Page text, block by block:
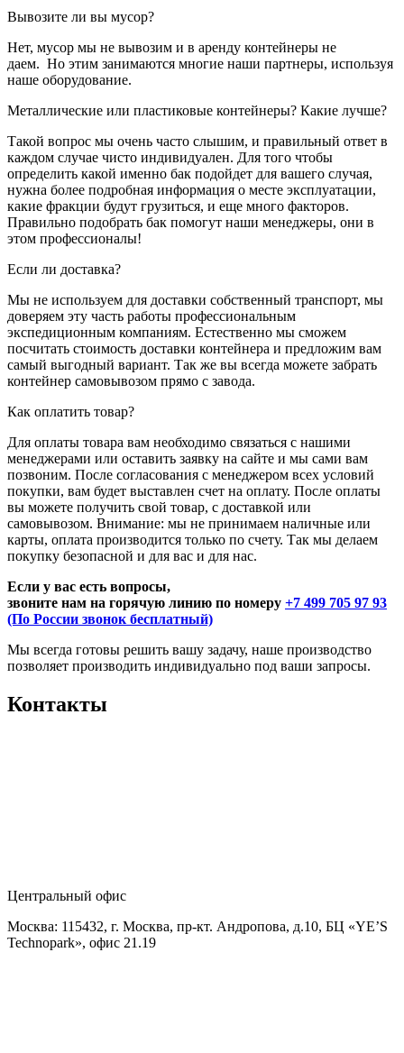
Вывозите ли вы мусор?
Нет, мусор мы не вывозим и в аренду контейнеры не
даем. Но этим занимаются многие наши партнеры, используя
наше оборудование.
Металлические или пластиковые контейнеры? Какие лучше?
Такой вопрос мы очень часто слышим, и правильный ответ в
каждом случае чисто индивидуален. Для того чтобы
определить какой именно бак подойдет для вашего случая,
нужна более подробная информация о месте эксплуатации,
какие фракции будут грузиться, и еще много факторов.
Правильно подобрать бак помогут наши менеджеры, они в
этом профессионалы!
Если ли доставка?
Мы не используем для доставки собственный транспорт, мы
доверяем эту часть работы профессиональным
экспедиционным компаниям. Естественно мы сможем
посчитать стоимость доставки контейнера и предложим вам
самый выгодный вариант. Так же вы всегда можете забрать
контейнер самовывозом прямо с завода.
Как оплатить товар?
Для оплаты товара вам необходимо связаться с нашими
менеджерами или оставить заявку на сайте и мы сами вам
позвоним. После согласования с менеджером всех условий
покупки, вам будет выставлен счет на оплату. После оплаты
вы можете получить свой товар, с доставкой или
самовывозом. Внимание: мы не принимаем наличные или
карты, оплата производится только по счету. Так мы делаем
покупку безопасной и для вас и для нас.
Если у вас есть вопросы,
звоните нам на горячую линию по номеру +7 499 705 97 93
(По России звонок бесплатный)
Мы всегда готовы решить вашу задачу, наше производство
позволяет производить индивидуально под ваши запросы.
Контакты
Центральный офис
Москва: 115432, г. Москва, пр-кт. Андропова, д.10, БЦ «YE’S
Technopark», офис 21.19